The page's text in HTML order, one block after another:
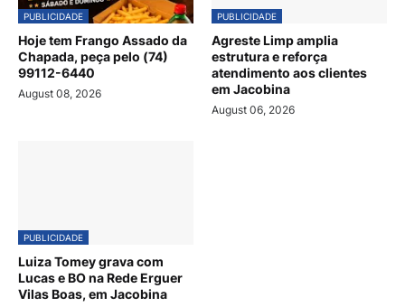
PUBLICIDADE
Hoje tem Frango Assado da
Chapada, peça pelo (74)
99112-6440
August 08, 2026
PUBLICIDADE
Agreste Limp amplia
estrutura e reforça
atendimento aos clientes
em Jacobina
August 06, 2026
PUBLICIDADE
Luiza Tomey grava com
Lucas e BO na Rede Erguer
Vilas Boas, em Jacobina